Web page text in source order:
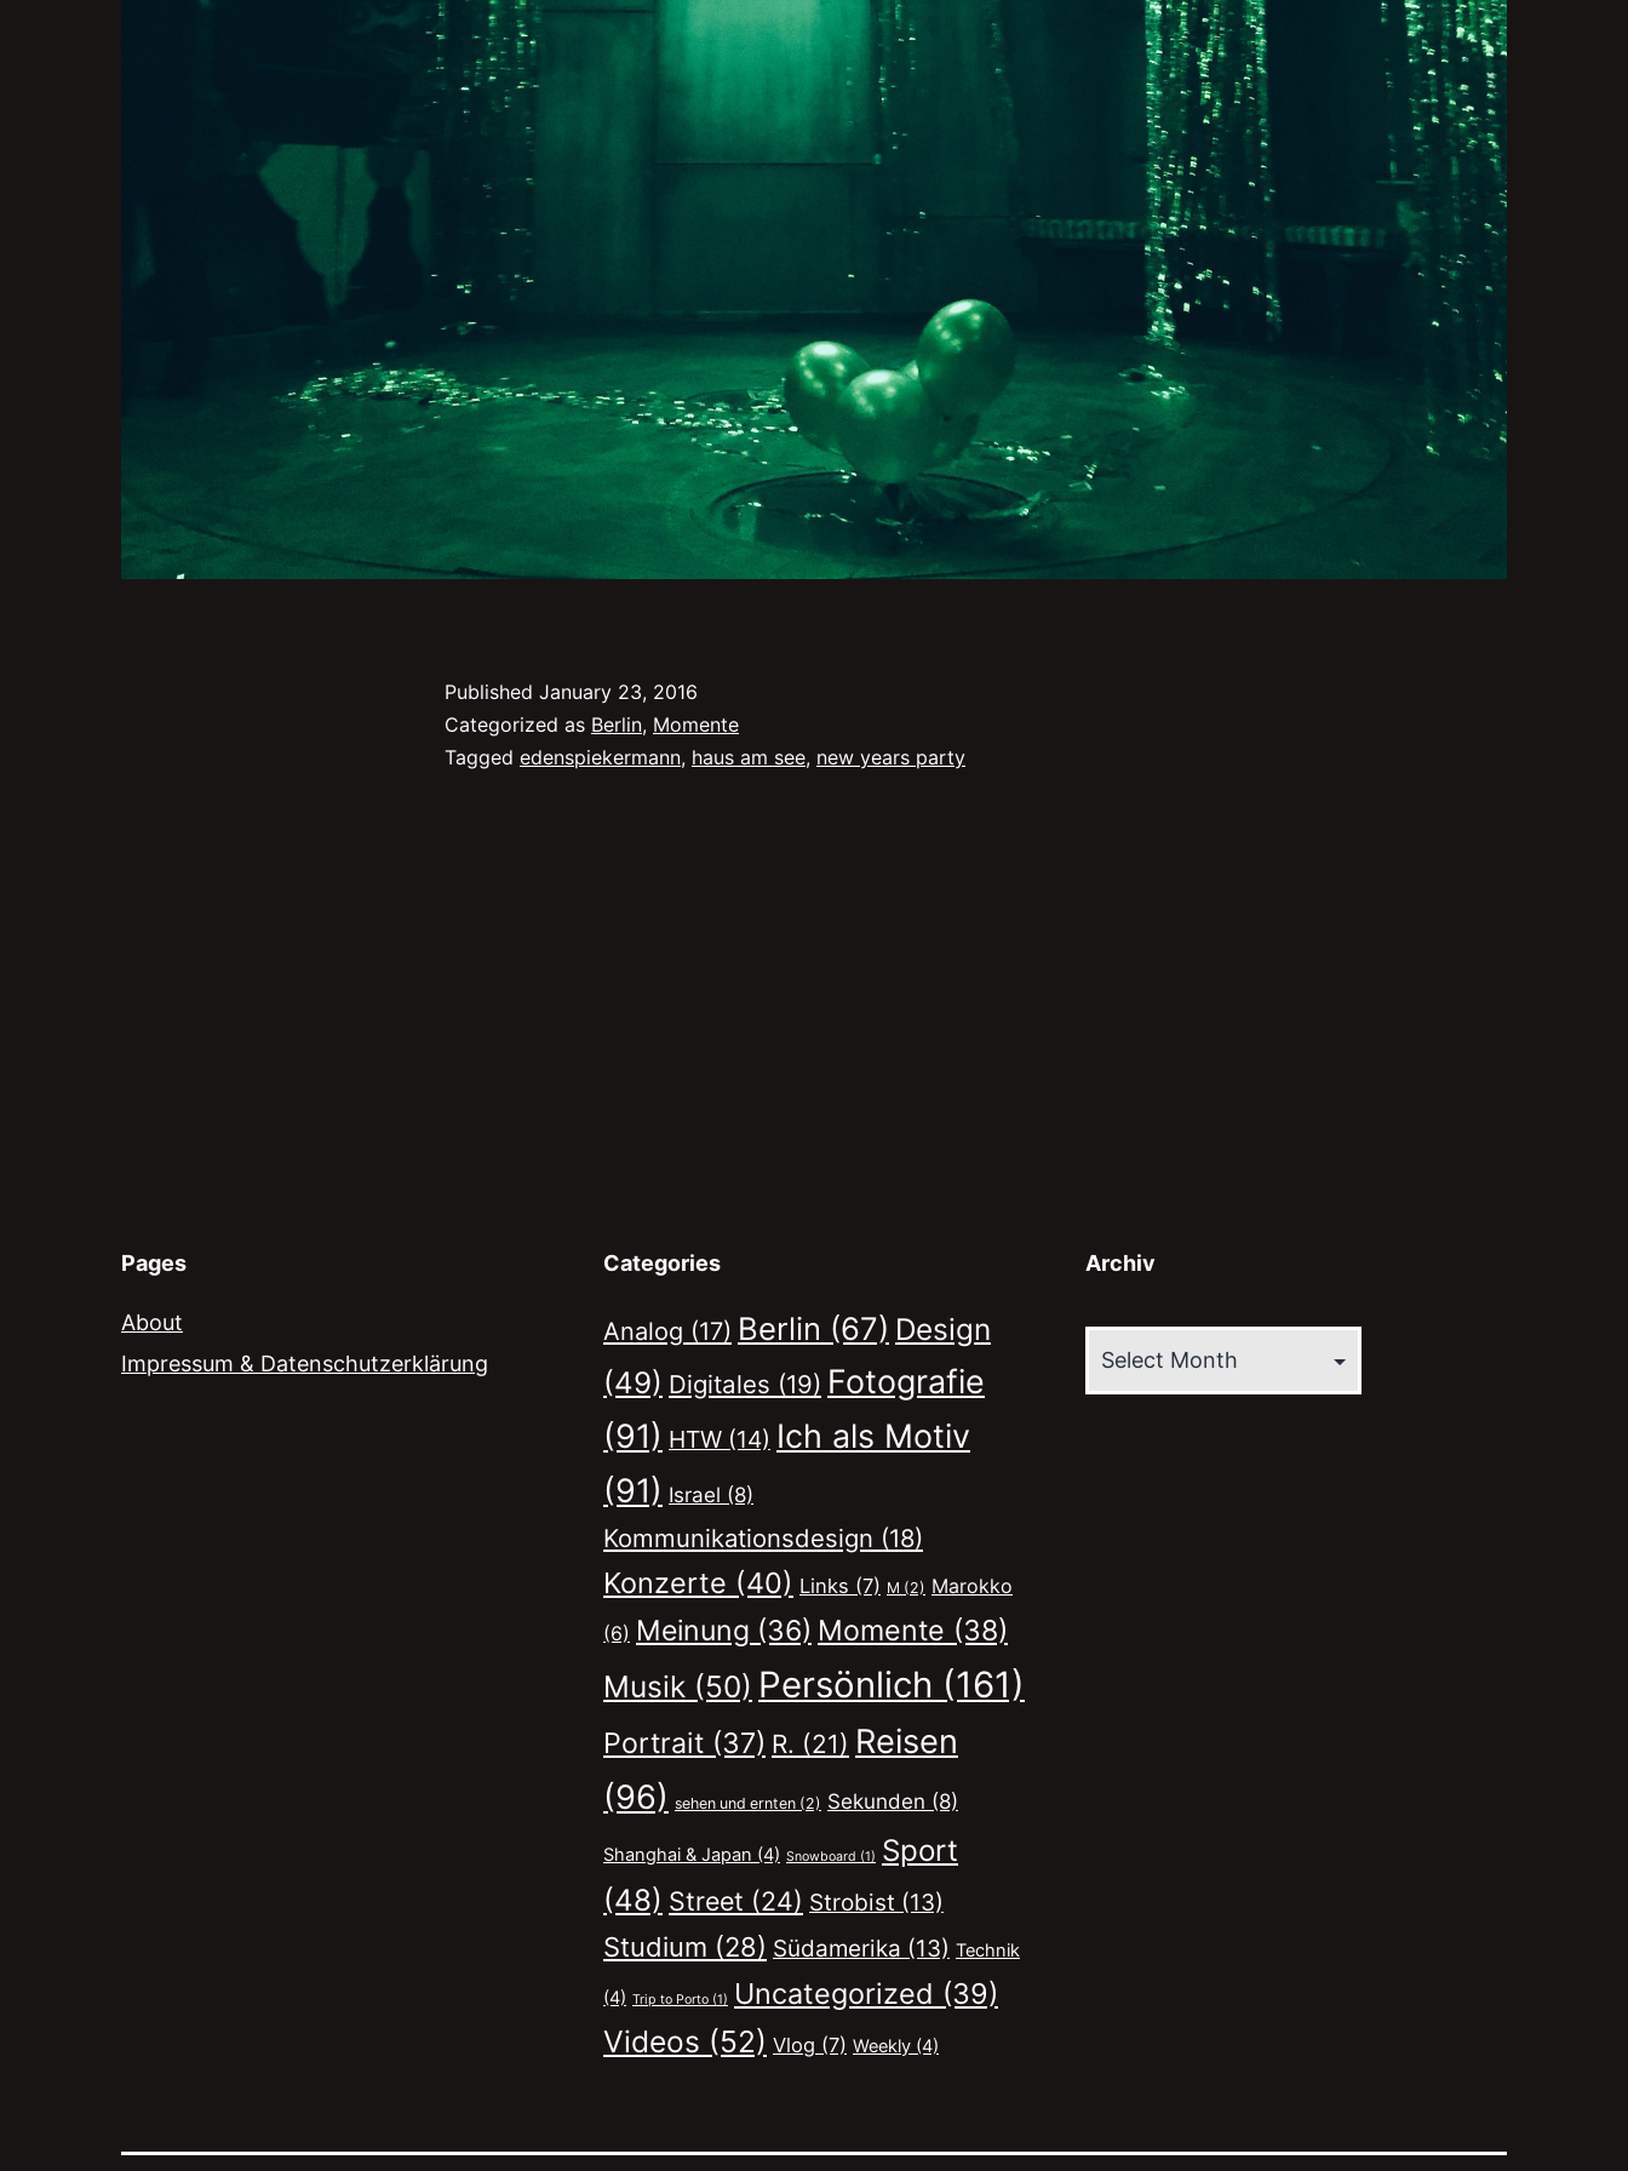
Published January 23, 2016
Categorized as Berlin, Momente
Tagged edenspiekermann, haus am see, new years party
Pages
About
Impressum & Datenschutzerklärung
Categories
Analog (17) Berlin (67) Design
(49) Digitales (19) Fotografie
(91) HTW (14) Ich als Motiv
(91) Israel (8)
Kommunikationsdesign (18)
Konzerte (40) Links (7) M (2) Marokko
(6) Meinung (36) Momente (38)
Musik (50) Persönlich (161)
Portrait (37) R. (21) Reisen
(96) sehen und ernten (2) Sekunden (8)
Shanghai & Japan (4) Snowboard (1) Sport
(48) Street (24) Strobist (13)
Studium (28) Südamerika (13) Technik
(4) Trip to Porto (1) Uncategorized (39)
Videos (52) Vlog (7) Weekly (4)
Archiv